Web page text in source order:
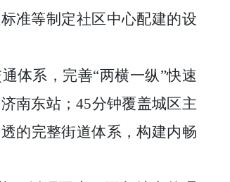
准等制定社区中心配建的设
体系，完善“两横一纵”快速
南东站；45分钟覆盖城区主
的完整街道体系，构建内畅